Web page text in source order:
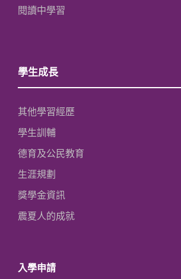
閱讀中學習
學生成長
其他學習經歷
學生訓輔
德育及公民教育
生涯規劃
獎學金資訊
震夏人的成就
入學申請